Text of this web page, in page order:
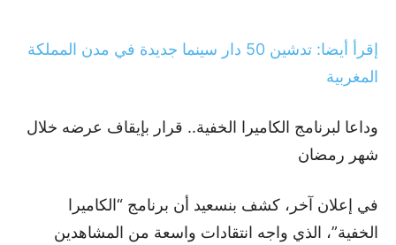
إقرأ أيضا: تدشين 50 دار سينما جديدة في مدن المملكة
المغربية
وداعا لبرنامج الكاميرا الخفية.. قرار بإيقاف عرضه خلال
شهر رمضان
في إعلان آخر، كشف بنسعيد أن برنامج “الكاميرا
الخفية”، الذي واجه انتقادات واسعة من المشاهدين